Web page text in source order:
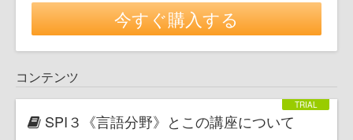
今すぐ購入する
コンテンツ
SPI３《言語分野》とこの講座について